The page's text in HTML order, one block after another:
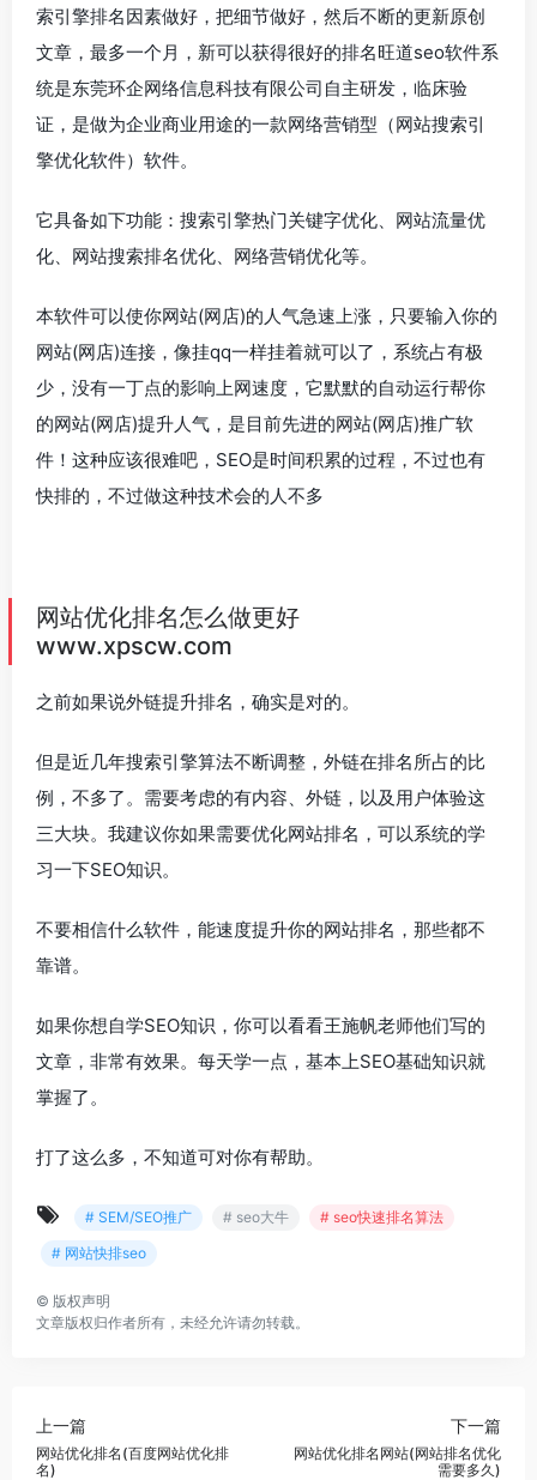
索引擎排名因素做好，把细节做好，然后不断的更新原创
文章，最多一个月，新可以获得很好的排名旺道seo软件系
统是东莞环企网络信息科技有限公司自主研发，临床验
证，是做为企业商业用途的一款网络营销型（网站搜索引
擎优化软件）软件。
它具备如下功能：搜索引擎热门关键字优化、网站流量优
化、网站搜索排名优化、网络营销优化等。
本软件可以使你网站(网店)的人气急速上涨，只要输入你的
网站(网店)连接，像挂qq一样挂着就可以了，系统占有极
少，没有一丁点的影响上网速度，它默默的自动运行帮你
的网站(网店)提升人气，是目前先进的网站(网店)推广软
件！这种应该很难吧，SEO是时间积累的过程，不过也有
快排的，不过做这种技术会的人不多
网站优化排名怎么做更好
www.xpscw.com
之前如果说外链提升排名，确实是对的。
但是近几年搜索引擎算法不断调整，外链在排名所占的比
例，不多了。需要考虑的有内容、外链，以及用户体验这
三大块。我建议你如果需要优化网站排名，可以系统的学
习一下SEO知识。
不要相信什么软件，能速度提升你的网站排名，那些都不
靠谱。
如果你想自学SEO知识，你可以看看王施帆老师他们写的
文章，非常有效果。每天学一点，基本上SEO基础知识就
掌握了。
打了这么多，不知道可对你有帮助。
# SEM/SEO推广 # seo大牛
# seo快速排名算法
# 网站快排seo
© 版权声明
文章版权归作者所有，未经允许请勿转载。
上一篇
网站优化排名(百度网站优化排
名)
下一篇
网站优化排名网站(网站排名优化
需要多久)